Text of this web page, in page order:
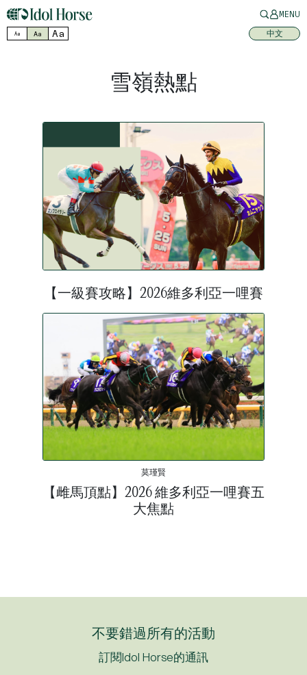
MENU
Aa Aa Aa 中文
雪嶺熱點
【一級賽攻略】2026維多利亞一哩賽
莫瑾賢
【雌馬頂點】2026 維多利亞一哩賽五
大焦點
不要錯過所有的活動
訂閱Idol Horse的通訊